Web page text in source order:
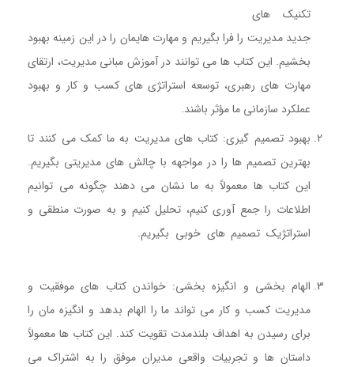
تکنیک های
جدید مدیریت را فرا بگیریم و مهارت هایمان را در این زمینه بهبود
بخشیم. این کتاب ها می توانند در آموزش مبانی مدیریت، ارتقای
مهارت های رهبری، توسعه استراتژی های کسب و کار و بهبود
عملکرد سازمانی ما مؤثر باشند.
بهبود تصمیم گیری: کتاب های مدیریت به ما کمک می کنند تا
بهترین تصمیم ها را در مواجهه با چالش های مدیریتی بگیریم.
این کتاب ها معمولاً به ما نشان می دهند چگونه می توانیم
اطلاعات را جمع آوری کنیم، تحلیل کنیم و به صورت منطقی و
استراتژیک تصمیم های خوبی بگیریم.
الهام بخشی و انگیزه بخشی: خواندن کتاب های موفقیت و
مدیریت کسب و کار می تواند ما را الهام بدهد و انگیزه مان را
برای رسیدن به اهداف بلندمدت تقویت کند. این کتاب ها معمولاً
داستان ها و تجربیات واقعی مدیران موفق را به اشتراک می